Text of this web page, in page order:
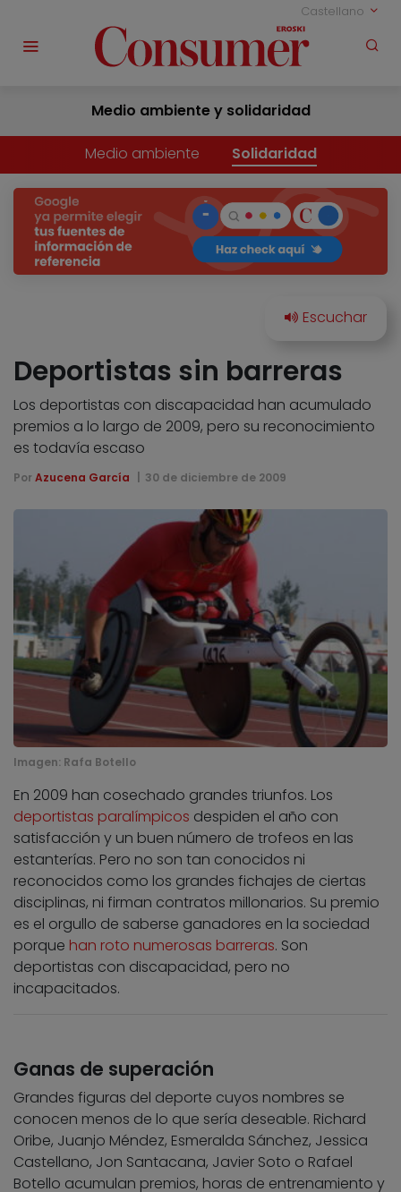
Castellano
Medio ambiente y solidaridad
Medio ambiente Solidaridad
Deportistas sin barreras
Los deportistas con discapacidad han acumulado
premios a lo largo de 2009, pero su reconocimiento
es todavía escaso
Por Azucena García 30 de diciembre de 2009
Imagen: Rafa Botello
En 2009 han cosechado grandes triunfos. Los
deportistas paralímpicos despiden el año con
satisfacción y un buen número de trofeos en las
estanterías. Pero no son tan conocidos ni
reconocidos como los grandes fichajes de ciertas
disciplinas, ni firman contratos millonarios. Su premio
es el orgullo de saberse ganadores en la sociedad
porque han roto numerosas barreras. Son
deportistas con discapacidad, pero no
incapacitados.
Ganas de superación
Grandes figuras del deporte cuyos nombres se
conocen menos de lo que sería deseable. Richard
Oribe, Juanjo Méndez, Esmeralda Sánchez, Jessica
Castellano, Jon Santacana, Javier Soto o Rafael
Botello acumulan premios, horas de entrenamiento y